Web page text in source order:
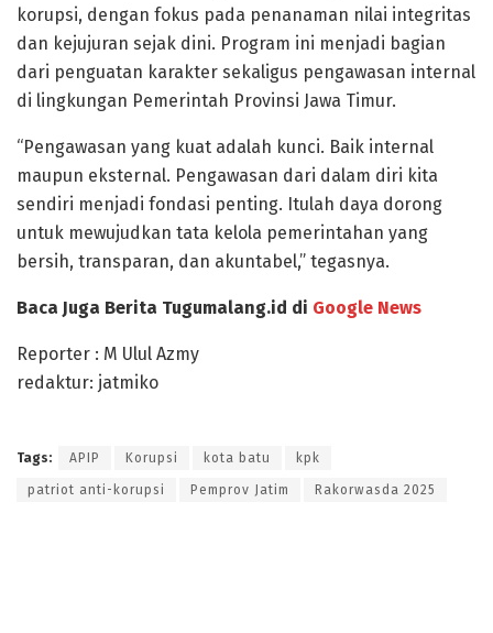
korupsi, dengan fokus pada penanaman nilai integritas
dan kejujuran sejak dini. Program ini menjadi bagian
dari penguatan karakter sekaligus pengawasan internal
di lingkungan Pemerintah Provinsi Jawa Timur.
“Pengawasan yang kuat adalah kunci. Baik internal
maupun eksternal. Pengawasan dari dalam diri kita
sendiri menjadi fondasi penting. Itulah daya dorong
untuk mewujudkan tata kelola pemerintahan yang
bersih, transparan, dan akuntabel,” tegasnya.
Baca Juga Berita Tugumalang.id di Google News
Reporter : M Ulul Azmy
redaktur: jatmiko
Tags: APIP Korupsi kota batu kpk
patriot anti-korupsi Pemprov Jatim Rakorwasda 2025